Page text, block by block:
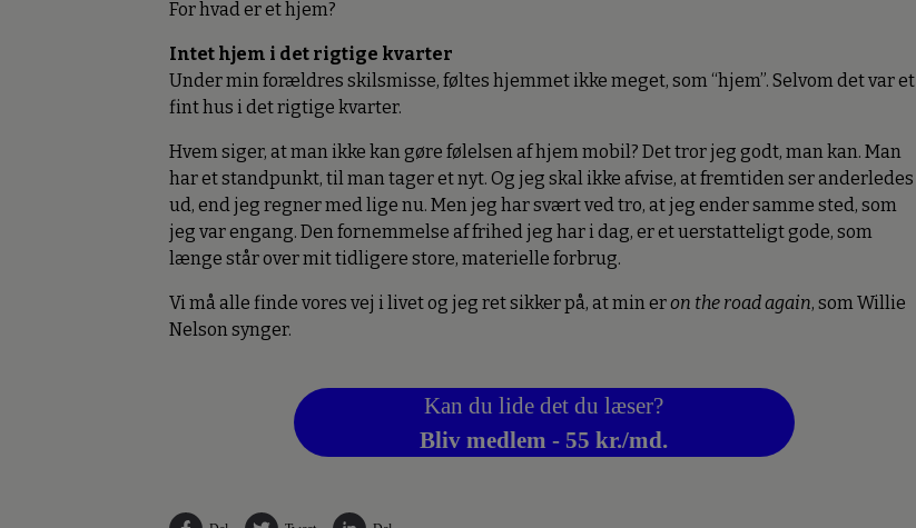
For hvad er et hjem?
Intet hjem i det rigtige kvarter
Under min forældres skilsmisse, føltes hjemmet ikke meget, som “hjem”. Selvom det var et
fint hus i det rigtige kvarter.
Hvem siger, at man ikke kan gøre følelsen af hjem mobil? Det tror jeg godt, man kan. Man
har et standpunkt, til man tager et nyt. Og jeg skal ikke afvise, at fremtiden ser anderledes
ud, end jeg regner med lige nu. Men jeg har svært ved tro, at jeg ender samme sted, som
jeg var engang. Den fornemmelse af frihed jeg har i dag, er et uerstatteligt gode, som
længe står over mit tidligere store, materielle forbrug.
Vi må alle finde vores vej i livet og jeg ret sikker på, at min eron the road again, som Willie
Nelson synger.
Kan du lide det du læser?
Bliv medlem - 55 kr./md.